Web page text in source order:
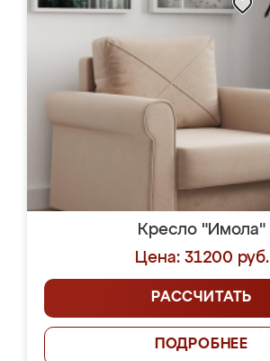
Кресло "Имола"
Цена: 31200 руб.
РАССЧИТАТЬ
ПОДРОБНЕЕ